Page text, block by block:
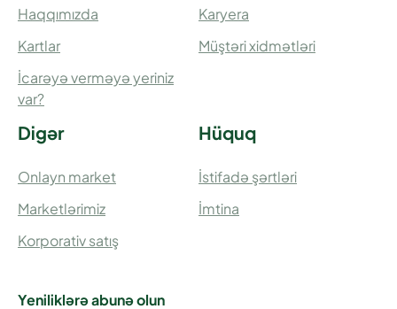
Haqqımızda
Kartlar
İcarəyə verməyə yeriniz
var?
Karyera
Müştəri xidmətləri
Digər
Onlayn market
Marketlərimiz
Korporativ satış
Hüquq
İstifadə şərtləri
İmtina
Yeniliklərə abunə olun